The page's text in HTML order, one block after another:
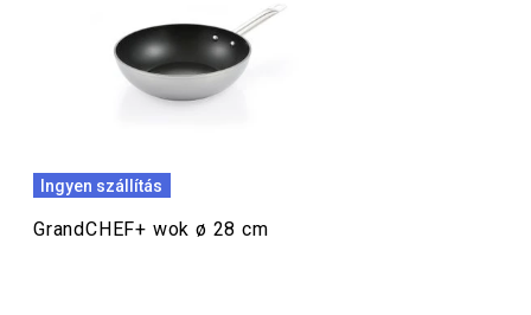
edénycsalád extra előnyt kínál: a forradalmi SUPERSONIC
indukciós alj rendkívül gyors felmelegedést biztosít,
miközben megakadályozza az edények nem kívánt
deformációját. Különféle méretű lábasok, fazekak és
élvezetesebbé a konyhai munkát – szereld fel otthonodat
modernfőző-, sütő
Ingyen szállítás
GrandCHEF+ wok ø 28 cm